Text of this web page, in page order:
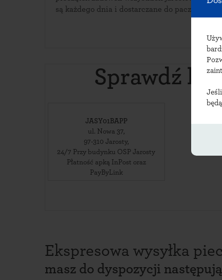
są każdego dnia i dostarczane do paczkomatów
Sprawdź
JASY01BAPP
ul. Nowa 37,
97-310 Jarosty,
24/7 Przy budynku OSP Jarosty
Płatność apką InPost oraz
PayByLink
Ekspresowa wysyłka
masz do dyspozycji